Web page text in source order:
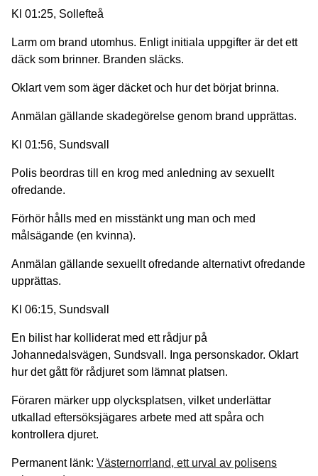
Kl 01:25, Sollefteå
Larm om brand utomhus. Enligt initiala uppgifter är det ett
däck som brinner. Branden släcks.
Oklart vem som äger däcket och hur det börjat brinna.
Anmälan gällande skadegörelse genom brand upprättas.
Kl 01:56, Sundsvall
Polis beordras till en krog med anledning av sexuellt
ofredande.
Förhör hålls med en misstänkt ung man och med
målsägande (en kvinna).
Anmälan gällande sexuellt ofredande alternativt ofredande
upprättas.
Kl 06:15, Sundsvall
En bilist har kolliderat med ett rådjur på
Johannedalsvägen, Sundsvall. Inga personskador. Oklart
hur det gått för rådjuret som lämnat platsen.
Föraren märker upp olycksplatsen, vilket underlättar
utkallad eftersöksjägares arbete med att spåra och
kontrollera djuret.
Permanent länk: Västernorrland, ett urval av polisens